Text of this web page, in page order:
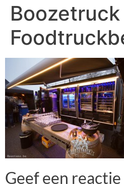
Geef een reactie